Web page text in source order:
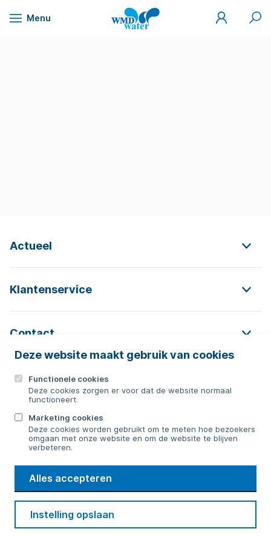
Naar
Deze website maakt gebruik van cookies
Functionele cookies
Deze cookies zorgen er voor dat de website normaal
functioneert.
Marketing cookies
Deze cookies worden gebruikt om te meten hoe bezoekers
omgaan met onze website en om de website te blijven
verbeteren.
Alles accepteren
Instelling opslaan
Menu
WMD
Drinkwater
Mijn
WMD
Zoek
Actueel
Klantenservice
Contact
Contact
Bericht sturen
WMD
Drinkwater
Cookie voorkeuren
Privacy Disclaimer